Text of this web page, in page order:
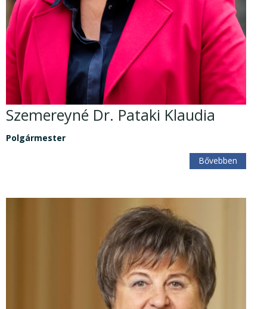
Szemereyné Dr. Pataki Klaudia
Polgármester
Bővebben